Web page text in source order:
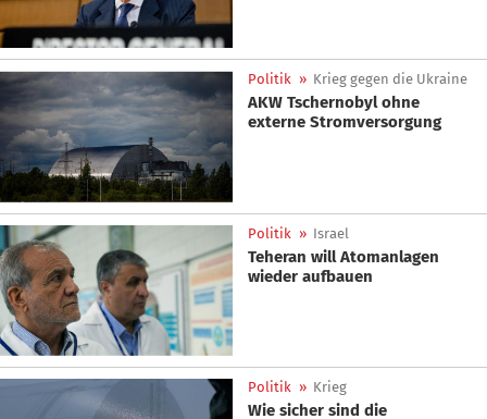
Politik » Krieg gegen die Ukraine
AKW Tschernobyl ohne
externe Stromversorgung
Politik » Israel
Teheran will Atomanlagen
wieder aufbauen
Politik » Krieg
Wie sicher sind die